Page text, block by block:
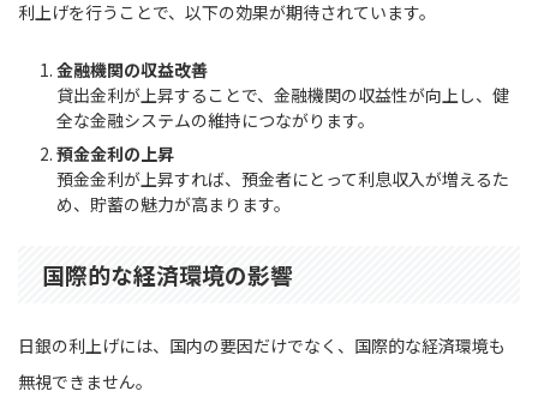
利上げを行うことで、以下の効果が期待されています。
金融機関の収益改善
貸出金利が上昇することで、金融機関の収益性が向上し、健
全な金融システムの維持につながります。
預金金利の上昇
預金金利が上昇すれば、預金者にとって利息収入が増えるた
め、貯蓄の魅力が高まります。
国際的な経済環境の影響
日銀の利上げには、国内の要因だけでなく、国際的な経済環境も
無視できません。